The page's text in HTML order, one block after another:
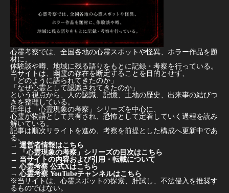
心霊考察では、全国各地の心霊スポットや怪異、ホラー作品を題
材に、
体験談や噂、地域に残る語りをもとに記録・考察を行っている。
当サイトは、幽霊の存在を断定することを目的とせず、
「どのように語られてきたのか」
「なぜ心霊として認識されてきたのか」
という視点から、人の認識、記憶、土地の歴史、出来事の結びつ
きを整理している。
近年は「心霊現象の考察」シリーズを中心に、
心霊が物語として共有され、恐怖として定着していく過程を読み
解いている。
記事は順次リライトを進め、考察を前提とした構成へ更新中であ
る。
→ 運営者情報はこちら
→
「心霊現象の考察」シリーズの目次はこちら
→ 当サイトの内容および引用・転載について
→ 心霊考察 公式Xはこちら
→ 心霊考察 YouTubeチャンネルはこちら
※当サイトは、心霊スポットの探索、肝試し、不法侵入を推奨す
るものではない。